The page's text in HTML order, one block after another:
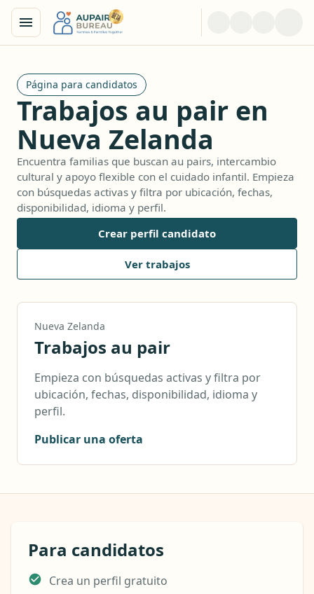
Página para candidatos
Trabajos au pair en
Nueva Zelanda
Encuentra familias que buscan au pairs, intercambio
cultural y apoyo flexible con el cuidado infantil. Empieza
con búsquedas activas y filtra por ubicación, fechas,
disponibilidad, idioma y perfil.
Crear perfil candidato
Ver trabajos
Nueva Zelanda
Trabajos au pair
Empieza con búsquedas activas y filtra por
ubicación, fechas, disponibilidad, idioma y
perfil.
Publicar una oferta
Para candidatos
Crea un perfil gratuito